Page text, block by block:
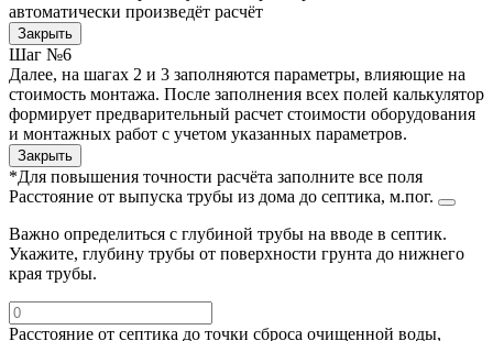
автоматически произведёт расчёт
Закрыть
Шаг №6
Далее, на шагах 2 и 3 заполняются параметры, влияющие на
стоимость монтажа. После заполнения всех полей калькулятор
формирует предварительный расчет стоимости оборудования
и монтажных работ с учетом указанных параметров.
Закрыть
*Для повышения точности расчёта заполните все поля
Расстояние от выпуска трубы из дома до септика, м.пог.
Важно определиться с глубиной трубы на вводе в септик.
Укажите, глубину трубы от поверхности грунта до нижнего
края трубы.
Расстояние от септика до точки сброса очищенной воды,